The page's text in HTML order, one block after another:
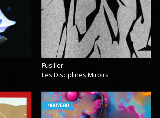
Fusiller
Les Disciplines Miroirs
NOUVEAU